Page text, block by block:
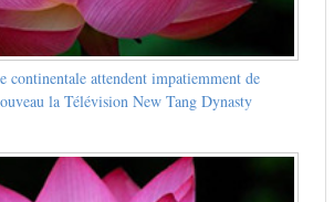
continentale attendent impatiemment de
la Télévision New Tang Dynasty